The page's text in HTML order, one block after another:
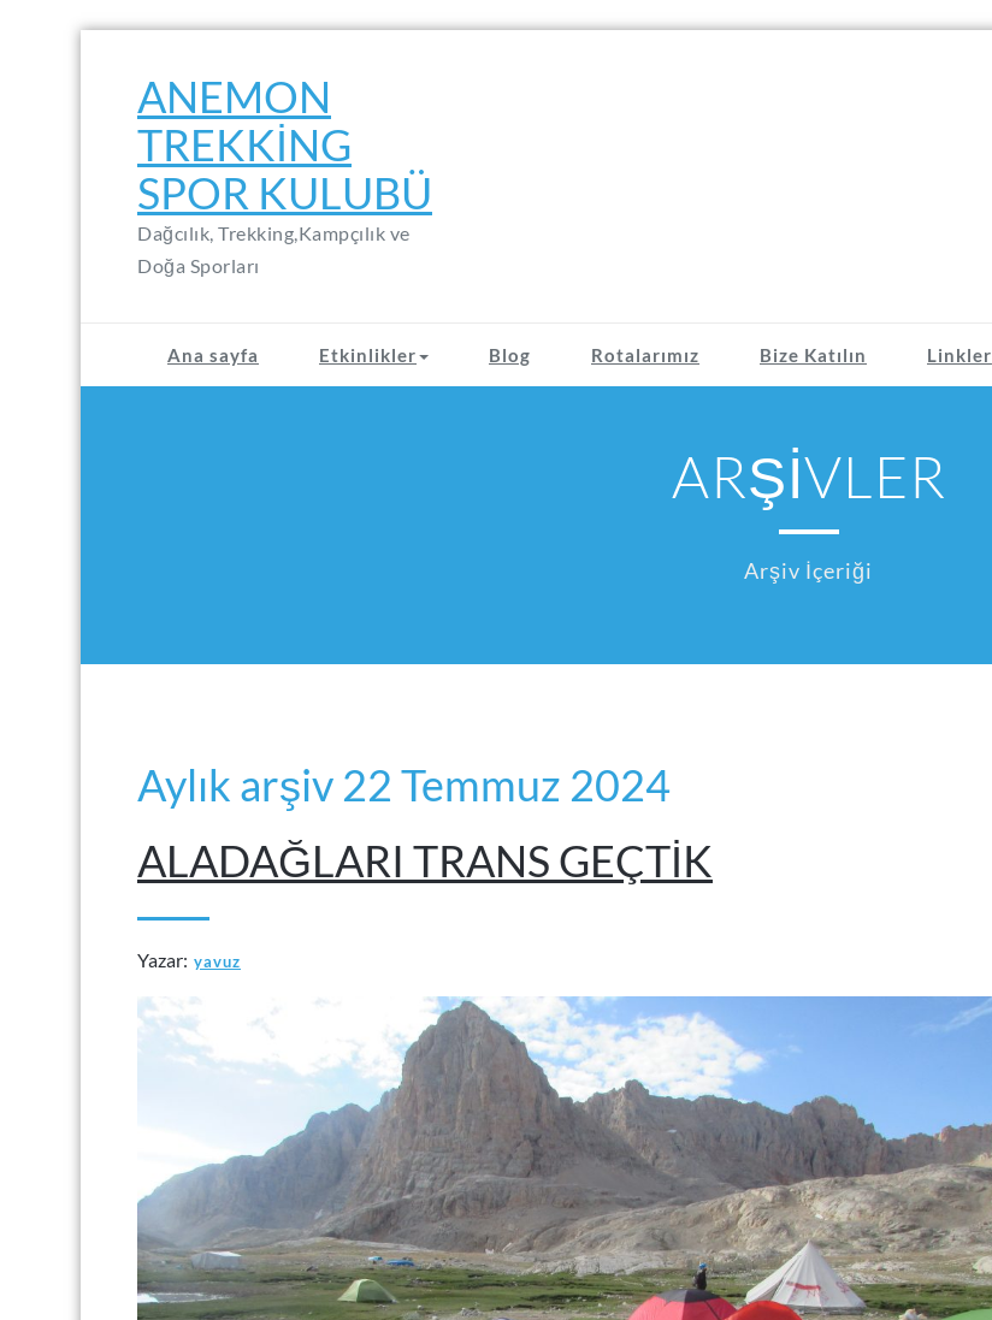
contentANEMON
TREKKING
SPOR KULUBÜ
Dağcılık, Trekking,Kampçılık ve
Doğa Sporları
Ana sayfa Etkinlikler Blog Rotalarımız Bize Katılın Linkler
ARŞİVLER
Arşiv İçeriği
Aylık arşiv 22 Temmuz 2024
ALADAĞLARI TRANS GEÇTİK
Yazar: yavuz